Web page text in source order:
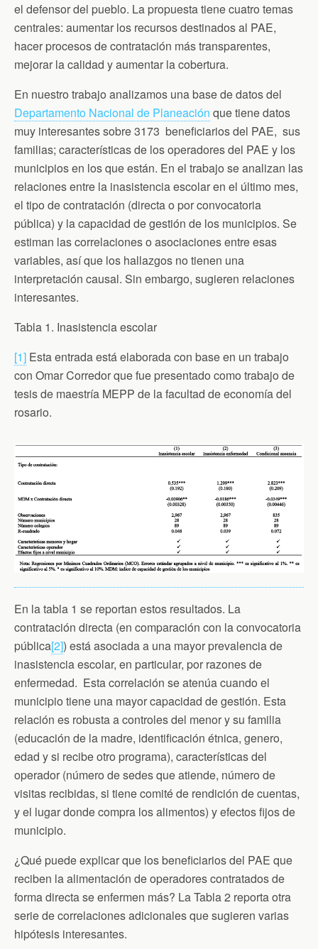
el defensor del pueblo. La propuesta tiene cuatro temas
centrales: aumentar los recursos destinados al PAE,
hacer procesos de contratación más transparentes,
mejorar la calidad y aumentar la cobertura.
En nuestro trabajo analizamos una base de datos del
Departamento Nacional de Planeación que tiene datos
muy interesantes sobre 3173 beneficiarios del PAE, sus
familias; características de los operadores del PAE y los
municipios en los que están. En el trabajo se analizan las
relaciones entre la inasistencia escolar en el último mes,
el tipo de contratación (directa o por convocatoria
pública) y la capacidad de gestión de los municipios. Se
estiman las correlaciones o asociaciones entre esas
variables, así que los hallazgos no tienen una
interpretación causal. Sin embargo, sugieren relaciones
interesantes.
Tabla 1. Inasistencia escolar
[1] Esta entrada está elaborada con base en un trabajo
con Omar Corredor que fue presentado como trabajo de
tesis de maestría MEPP de la facultad de economía del
rosario.
En la tabla 1 se reportan estos resultados. La
contratación directa (en comparación con la convocatoria
pública[2]) está asociada a una mayor prevalencia de
inasistencia escolar, en particular, por razones de
enfermedad. Esta correlación se atenúa cuando el
municipio tiene una mayor capacidad de gestión. Esta
relación es robusta a controles del menor y su familia
(educación de la madre, identificación étnica, genero,
edad y si recibe otro programa), características del
operador (número de sedes que atiende, número de
visitas recibidas, si tiene comité de rendición de cuentas,
y el lugar donde compra los alimentos) y efectos fijos de
municipio.
¿Qué puede explicar que los beneficiarios del PAE que
reciben la alimentación de operadores contratados de
forma directa se enfermen más? La Tabla 2 reporta otra
serie de correlaciones adicionales que sugieren varias
hipótesis interesantes.